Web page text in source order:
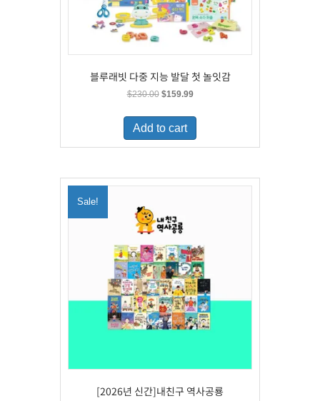
블루래빗 다중 지능 발달 첫 놀잇감
$230.00 Original
was:
$230.00.
$159.99Current
is:
Add to cart
Sale!
[2026년 신간]내친구 역사공룡